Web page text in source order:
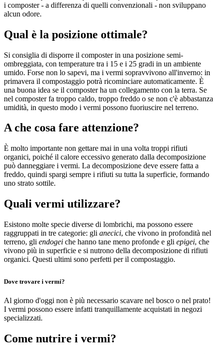
i composter - a differenza di quelli convenzionali - non sviluppano
alcun odore.
Qual è la posizione ottimale?
Si consiglia di disporre il composter in una posizione semi-
ombreggiata, con temperature tra i 15 e i 25 gradi in un ambiente
umido. Forse non lo sapevi, ma i vermi sopravvivono all'inverno: in
primavera il compostaggio potrà ricominciare automaticamente. È
una buona idea se il composter ha un collegamento con la terra. Se
nel composter fa troppo caldo, troppo freddo o se non c'è abbastanza
umidità, in questo modo i vermi possono fuoriuscire nel terreno.
A che cosa fare attenzione?
È molto importante non gettare mai in una volta troppi rifiuti
organici, poiché il calore eccessivo generato dalla decomposizione
può danneggiare i vermi. La decomposizione deve essere fatta a
freddo, quindi spargi sempre i rifiuti su tutta la superficie, formando
uno strato sottile.
Quali vermi utilizzare?
Esistono molte specie diverse di lombrichi, ma possono essere
raggruppati in tre categorie: gli anecici, che vivono in profondità nel
terreno, gli endogei che hanno tane meno profonde e gli epigei, che
vivono più in superficie e si nutrono della decomposizione di rifiuti
organici. Questi ultimi sono perfetti per il compostaggio.
Dove trovare i vermi?
Al giorno d'oggi non è più necessario scavare nel bosco o nel prato!
I vermi possono essere infatti tranquillamente acquistati in negozi
specializzati.
Come nutrire i vermi?